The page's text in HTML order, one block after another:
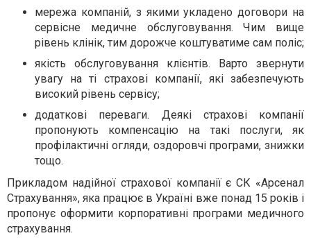
мережа компаній, з якими укладено договори на
сервісне медичне обслуговування. Чим вище
рівень клінік, тим дорожче коштуватиме сам поліс;
якість обслуговування клієнтів. Варто звернути
увагу на ті страхові компанії, які забезпечують
високий рівень сервісу;
додаткові переваги. Деякі страхові компанії
пропонують компенсацію на такі послуги, як
профілактичні огляди, оздоровчі програми, знижки
тощо.
Прикладом надійної страхової компанії є СК «Арсенал
Страхування», яка працює в Україні вже понад 15 років і
пропонує оформити корпоративні програми медичного
страхування.